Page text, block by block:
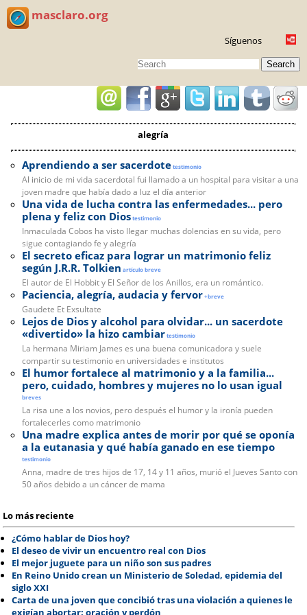
masclaro.org
Síguenos
Search
alegría
Aprendiendo a ser sacerdotetestimonio
Al inicio de mi vida sacerdotal fui llamado a un hospital para visitar a una
joven madre que había dado a luz el día anterior
Una vida de lucha contra las enfermedades... pero
plena y feliz con Diostestimonio
Inmaculada Cobos ha visto llegar muchas dolencias en su vida, pero
sigue contagiando fe y alegría
El secreto eficaz para lograr un matrimonio feliz
según J.R.R. Tolkien artículo breve
El autor de El Hobbit y El Señor de los Anillos, era un romántico.
Paciencia, alegría, audacia y fervor+breve
Gaudete Et Exsultate
Lejos de Dios y alcohol para olvidar... un sacerdote
«divertido» la hizo cambiartestimonio
La hermana Miriam James es una buena comunicadora y suele
compartir su testimonio en universidades e institutos
El humor fortalece al matrimonio y a la familia...
pero, cuidado, hombres y mujeres no lo usan igual
breves
La risa une a los novios, pero después el humor y la ironía pueden
fortalecerles como matrimonio
Una madre explica antes de morir por qué se oponía
a la eutanasia y qué había ganado en ese tiempo
testimonio
Anna, madre de tres hijos de 17, 14 y 11 años, murió el Jueves Santo con
50 años debido a un cáncer de mama
Lo más reciente
¿Cómo hablar de Dios hoy?
El deseo de vivir un encuentro real con Dios
El mejor juguete para un niño son sus padres
En Reino Unido crean un Ministerio de Soledad, epidemia del
siglo XXI
Carta de una joven que concibió tras una violación a quienes le